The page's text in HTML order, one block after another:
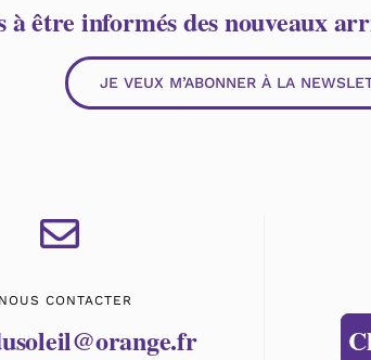
à être informés des nouveaux
JE VEUX M’ABONNER À LA
NOUS CONTACTER